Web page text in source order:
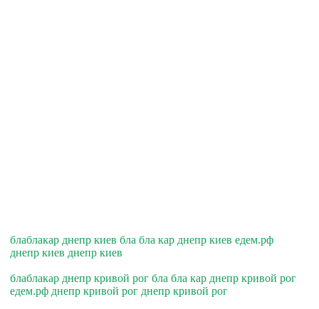
блаблакар днепр киев бла бла кар днепр киев едем.рф
днепр киев днепр киев
блаблакар днепр кривой рог бла бла кар днепр кривой рог
едем.рф днепр кривой рог днепр кривой рог